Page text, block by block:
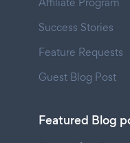
Success Stories
Feature Requests
Guest Blog Post
Featured Blog